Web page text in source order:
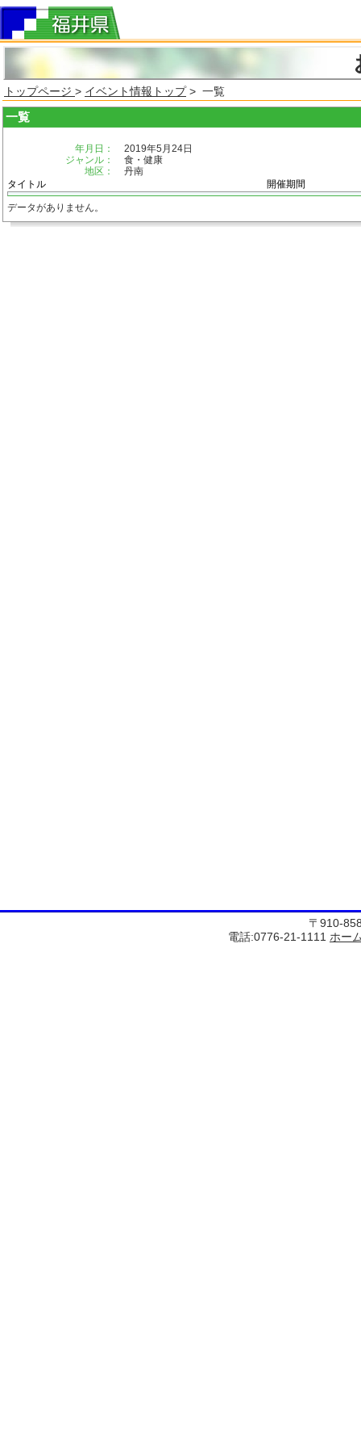
トップページ > イベント情報トップ> 一覧
一覧
年月日：
2019年5月24日
ジャンル：
食・健康
地区：
丹南
タイトル
開催期間
データがありません。
〒910-
電話:0776-21-1111 ホー